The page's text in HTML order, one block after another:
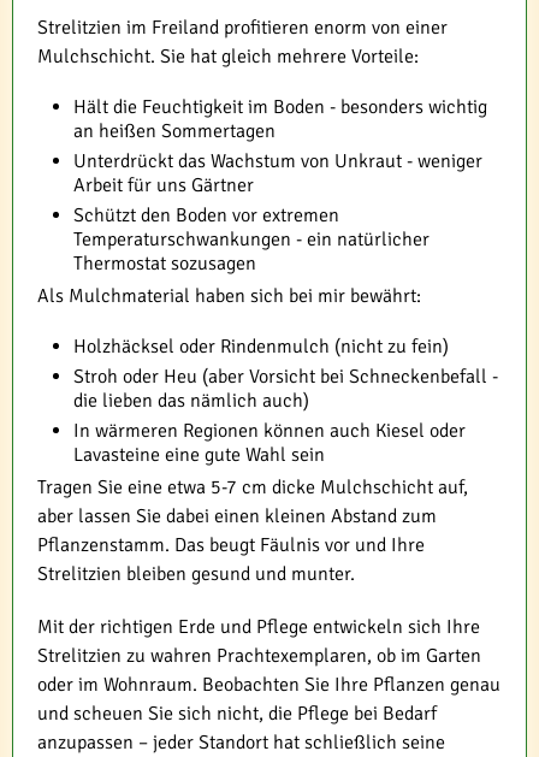
Strelitzien im Freiland profitieren enorm von einer
Mulchschicht. Sie hat gleich mehrere Vorteile:
Hält die Feuchtigkeit im Boden - besonders wichtig
an heißen Sommertagen
Unterdrückt das Wachstum von Unkraut - weniger
Arbeit für uns Gärtner
Schützt den Boden vor extremen
Temperaturschwankungen - ein natürlicher
Thermostat sozusagen
Als Mulchmaterial haben sich bei mir bewährt:
Holzhäcksel oder Rindenmulch (nicht zu fein)
Stroh oder Heu (aber Vorsicht bei Schneckenbefall -
die lieben das nämlich auch)
In wärmeren Regionen können auch Kiesel oder
Lavasteine eine gute Wahl sein
Tragen Sie eine etwa 5-7 cm dicke Mulchschicht auf,
aber lassen Sie dabei einen kleinen Abstand zum
Pflanzenstamm. Das beugt Fäulnis vor und Ihre
Strelitzien bleiben gesund und munter.
Mit der richtigen Erde und Pflege entwickeln sich Ihre
Strelitzien zu wahren Prachtexemplaren, ob im Garten
oder im Wohnraum. Beobachten Sie Ihre Pflanzen genau
und scheuen Sie sich nicht, die Pflege bei Bedarf
anzupassen – jeder Standort hat schließlich seine